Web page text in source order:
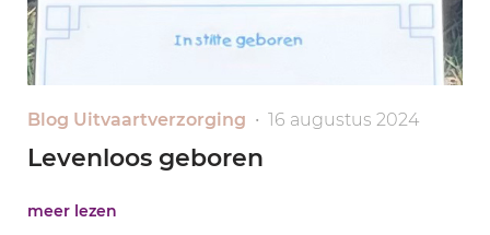
Blog Uitvaartverzorging • 16 augustus 2024
Levenloos geboren
meer lezen